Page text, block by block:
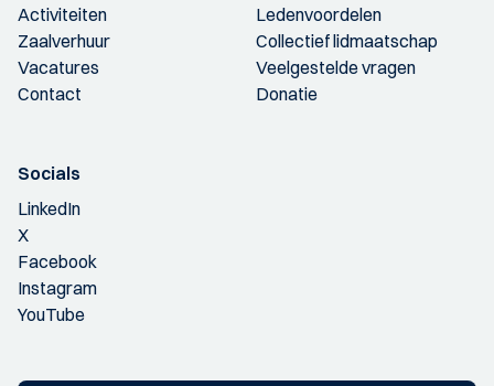
Activiteiten
Zaalverhuur
Vacatures
Contact
Ledenvoordelen
Collectief lidmaatschap
Veelgestelde vragen
Donatie
Socials
LinkedIn
X
Facebook
Instagram
YouTube